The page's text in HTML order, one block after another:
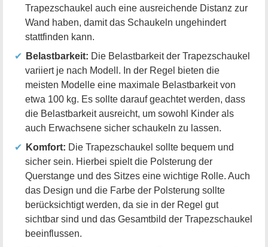
Trapezschaukel auch eine ausreichende Distanz zur
Wand haben, damit das Schaukeln ungehindert
stattfinden kann.
Belastbarkeit: Die Belastbarkeit der Trapezschaukel
variiert je nach Modell. In der Regel bieten die
meisten Modelle eine maximale Belastbarkeit von
etwa 100 kg. Es sollte darauf geachtet werden, dass
die Belastbarkeit ausreicht, um sowohl Kinder als
auch Erwachsene sicher schaukeln zu lassen.
Komfort: Die Trapezschaukel sollte bequem und
sicher sein. Hierbei spielt die Polsterung der
Querstange und des Sitzes eine wichtige Rolle. Auch
das Design und die Farbe der Polsterung sollte
berücksichtigt werden, da sie in der Regel gut
sichtbar sind und das Gesamtbild der Trapezschaukel
beeinflussen.